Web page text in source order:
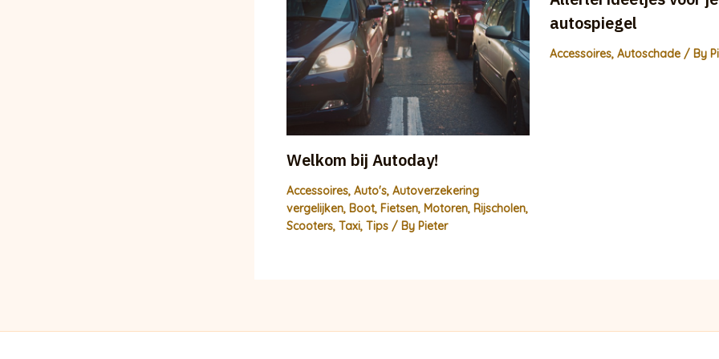
Welkom bij Autoday!
Accessoires, Auto's, Autoverzekering
vergelijken, Boot, Fietsen, Motoren, Rijscholen,
Scooters, Taxi, Tips / By Pieter
autospiegel
Accessoires, Autoschade/ By